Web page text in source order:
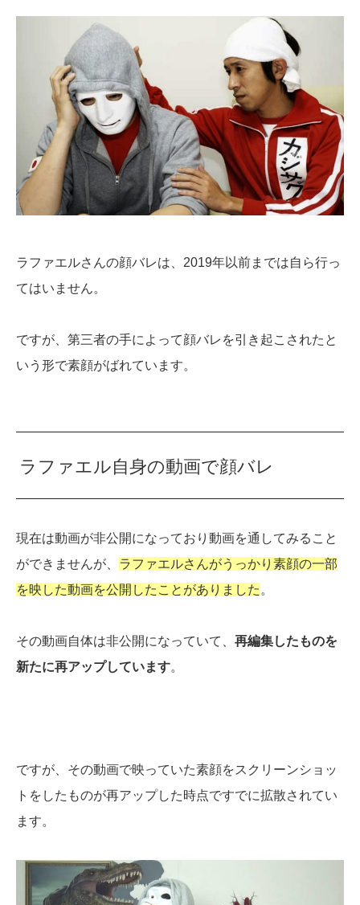
ラファエルさんの顔バレは、2019年以前までは自ら行っ
てはいません。
ですが、第三者の手によって顔バレを引き起こされたと
いう形で素顔がばれています。
ラファエル自身の動画で顔バレ
現在は動画が非公開になっており動画を通してみること
ができませんが、 ラファエルさんがうっかり素顔の一部
を映した動画を公開したことがありました 。
その動画自体は非公開になっていて、 再編集したものを
新たに再アップしています。
ですが、その動画で映っていた素顔をスクリーンショッ
トをしたものが再アップした時点ですでに拡散されてい
ます。